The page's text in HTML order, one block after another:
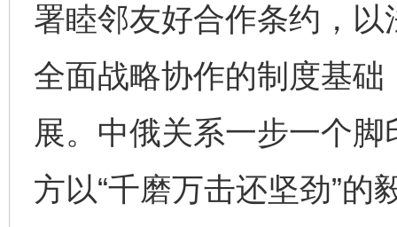
署睦邻友好合作条约，
全面战略协作的制度基
展。中俄关系一步一个
方以“千磨万击还坚劲”